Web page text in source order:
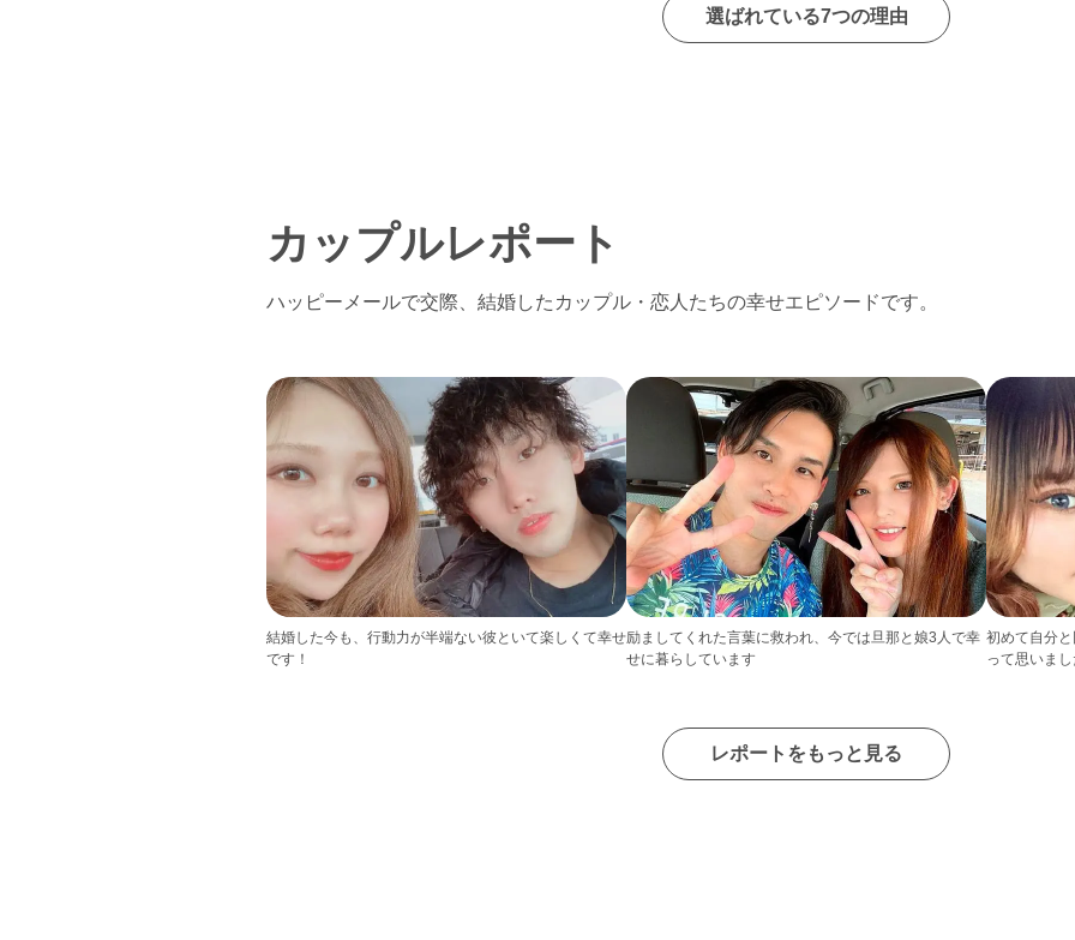
選ばれている7つの理由
カップルレポート
ハッピーメールで交際、結婚したカップル・恋人たちの幸せエピソードです。
結婚した今も、行動力が半端ない彼といて楽しくて幸せ
です！
励ましてくれた言葉に救われ、今では旦那と娘3人で幸
せに暮らしています
初めて自分
って思いまし
レポートをもっと見る